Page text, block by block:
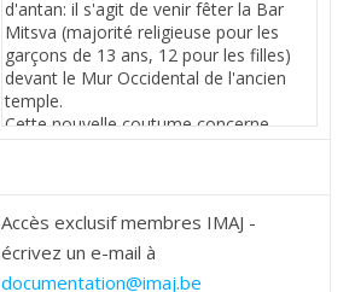
Accès exclusif membres IMAJ -
écrivez un e-mail à
documentation@imaj.be